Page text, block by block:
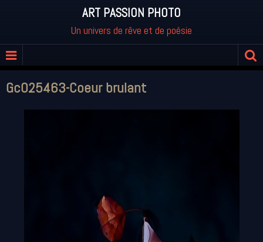
ART PASSION PHOTO
Un univers de rêve et de poésie
Gc025463-Coeur brulant